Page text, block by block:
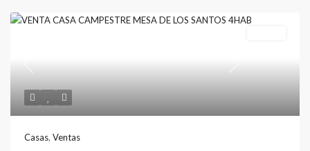
Previous Next
Casas, Ventas